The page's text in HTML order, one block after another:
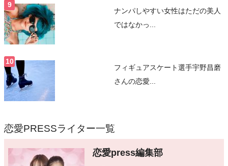
ナンパしやすい女性はただの美人
ではなかっ...
フィギュアスケート選手宇野昌磨
さんの恋愛...
恋愛PRESSライター一覧
恋愛press編集部